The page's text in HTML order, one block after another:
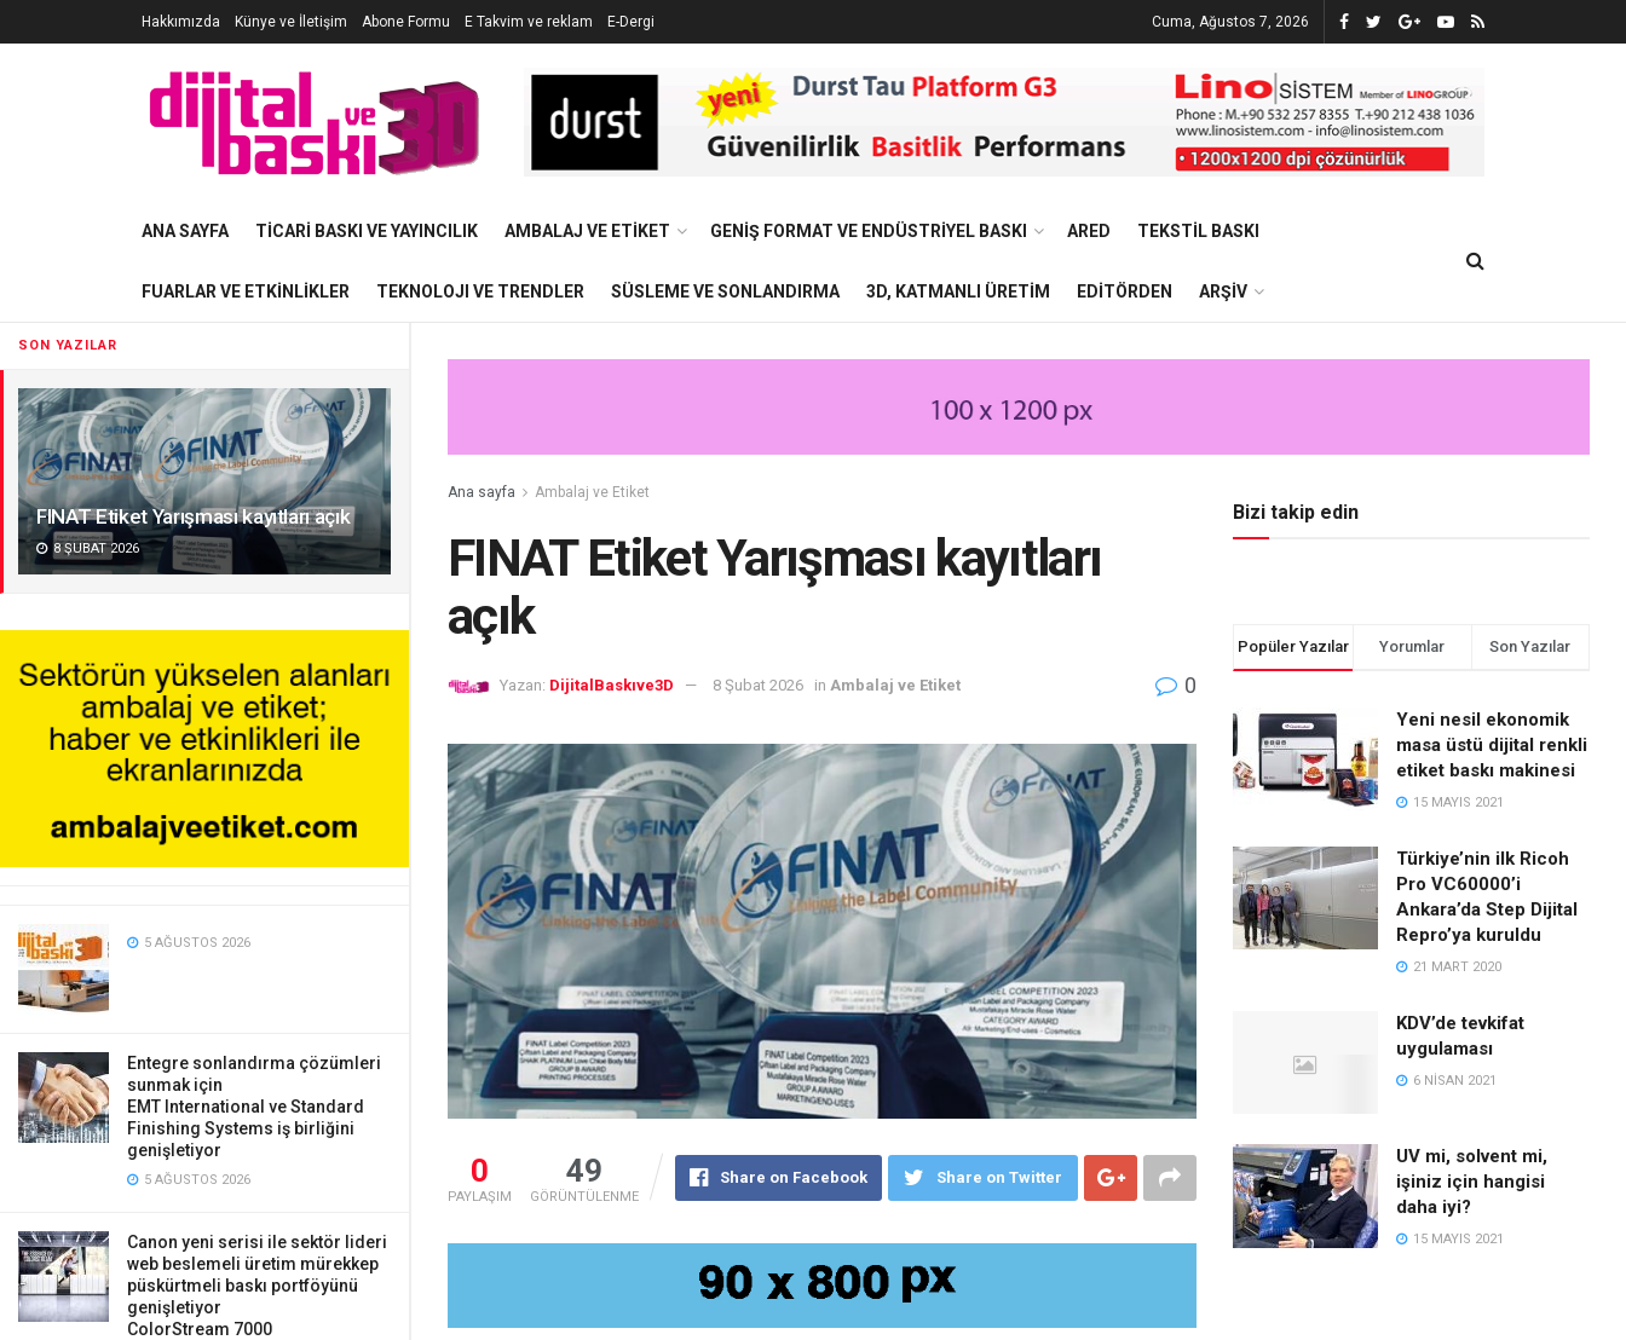
SON YAZILAR
FINAT Etiket Yarışması kayıtları açık
8 ŞUBAT 2026
5 AĞUSTOS 2026
Entegre sonlandırma çözümleri
sunmak için
EMT International ve Standard
Finishing Systems iş birliğini
genişletiyor
5 AĞUSTOS 2026
Canon yeni serisi ile sektör lideri
web beslemeli üretim mürekkep
püskürtmeli baskı portföyünü
genişletiyor
ColorStream 7000
Hakkımızda Künye ve İletişim Abone Formu E Takvim ve reklam E-Dergi Cuma, Ağustos 7, 2026
ANA SAYFA TICARI BASKI VE YAYINCILIK AMBALAJ VE ETIKET GENIŞ FORMAT VE ENDÜSTRIYEL BASKI ARED TEKSTIL BASKI
FUARLAR VE ETKINLIKLER TEKNOLOJI VE TRENDLER SÜSLEME VE SONLANDIRMA 3D, KATMANLI ÜRETIM EDITÖRDEN ARŞIV
Ana sayfa Ambalaj ve Etiket
FINAT Etiket Yarışması kayıtları
açık
Yazan: DijitalBaskıve3D 8 Şubat 2026 in Ambalaj ve Etiket 0
0
PAYLAŞIM
49
GÖRÜNTÜLENME
Share on Facebook Share on Twitter
Bizi takip edin
Popüler Yazılar Yorumlar Son Yazılar
Yeni nesil ekonomik
masa üstü dijital renkli
etiket baskı makinesi
15 MAYIS 2021
Türkiye’nin ilk Ricoh
Pro VC60000’i
Ankara’da Step Dijital
Repro’ya kuruldu
21 MART 2020
KDV’de tevkifat
uygulaması
6 NISAN 2021
UV mi, solvent mi,
işiniz için hangisi
daha iyi?
15 MAYIS 2021